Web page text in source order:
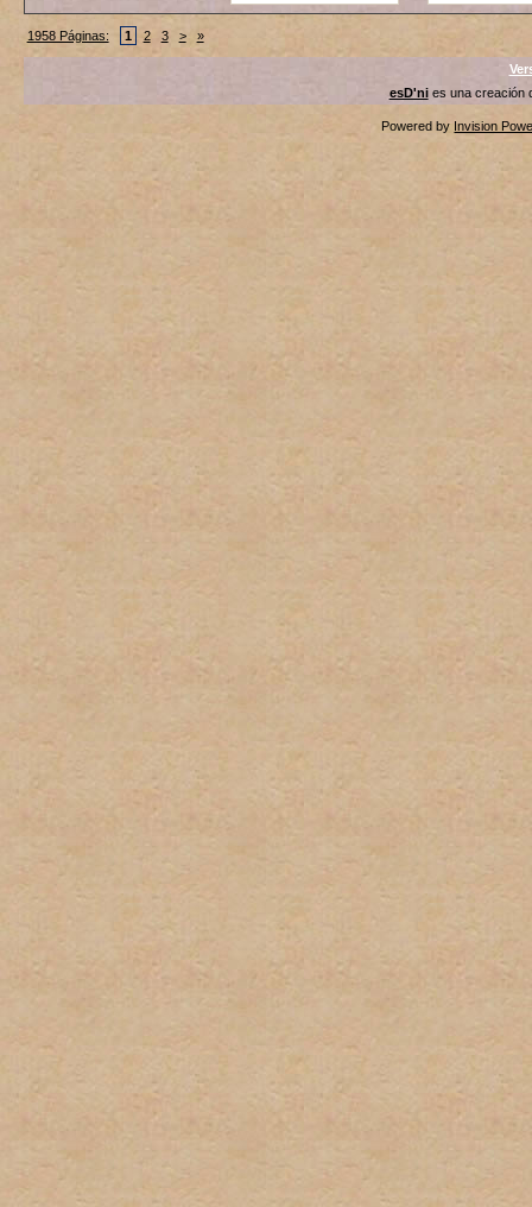
1958 Páginas: 1 2 3 > »
esD'nies una creación
Powered by Invision